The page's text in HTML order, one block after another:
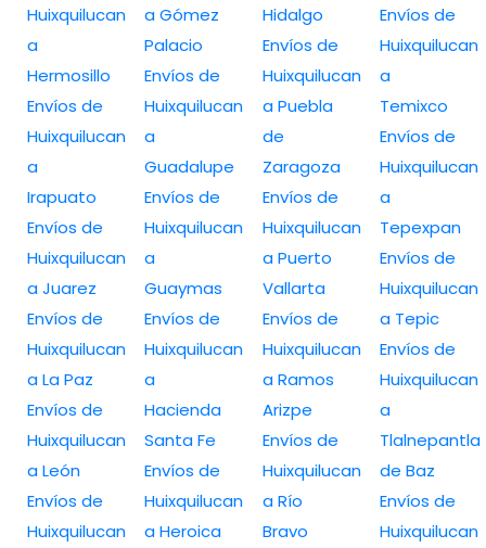
Huixquilucan
a
Hermosillo
Envíos de
Huixquilucan
a
Irapuato
Envíos de
Huixquilucan
a Juarez
Envíos de
Huixquilucan
a La Paz
Envíos de
Huixquilucan
a León
Envíos de
Huixquilucan
a Gómez
Palacio
Envíos de
Huixquilucan
a
Guadalupe
Envíos de
Huixquilucan
a
Guaymas
Envíos de
Huixquilucan
a
Hacienda
Santa Fe
Envíos de
Huixquilucan
a Heroica
Hidalgo
Envíos de
Huixquilucan
a Puebla
de
Zaragoza
Envíos de
Huixquilucan
a Puerto
Vallarta
Envíos de
Huixquilucan
a Ramos
Arizpe
Envíos de
Huixquilucan
a Río
Bravo
Envíos de
Huixquilucan
a
Temixco
Envíos de
Huixquilucan
a
Tepexpan
Envíos de
Huixquilucan
a Tepic
Envíos de
Huixquilucan
a
Tlalnepantla
de Baz
Envíos de
Huixquilucan